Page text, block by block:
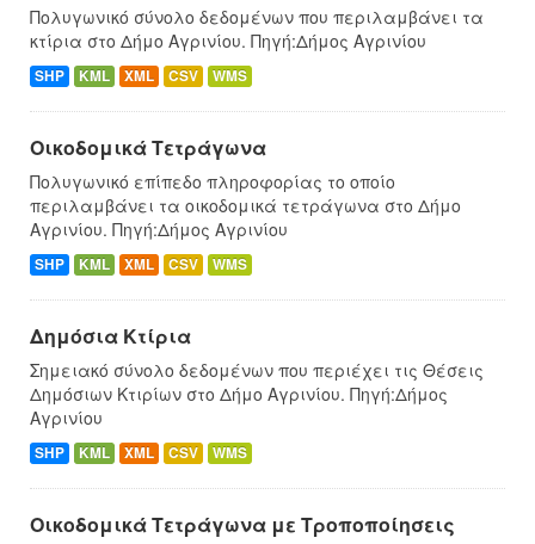
Πολυγωνικό σύνολο δεδομένων που περιλαμβάνει τα
κτίρια στο Δήμο Αγρινίου. Πηγή:Δήμος Αγρινίου
SHP KML XML CSV WMS
Οικοδομικά Τετράγωνα
Πολυγωνικό επίπεδο πληροφορίας το οποίο
περιλαμβάνει τα οικοδομικά τετράγωνα στο Δήμο
Αγρινίου. Πηγή:Δήμος Αγρινίου
SHP KML XML CSV WMS
Δημόσια Κτίρια
Σημειακό σύνολο δεδομένων που περιέχει τις Θέσεις
Δημόσιων Κτιρίων στο Δήμο Αγρινίου. Πηγή:Δήμος
Αγρινίου
SHP KML XML CSV WMS
Οικοδομικά Τετράγωνα με Τροποποίησεις